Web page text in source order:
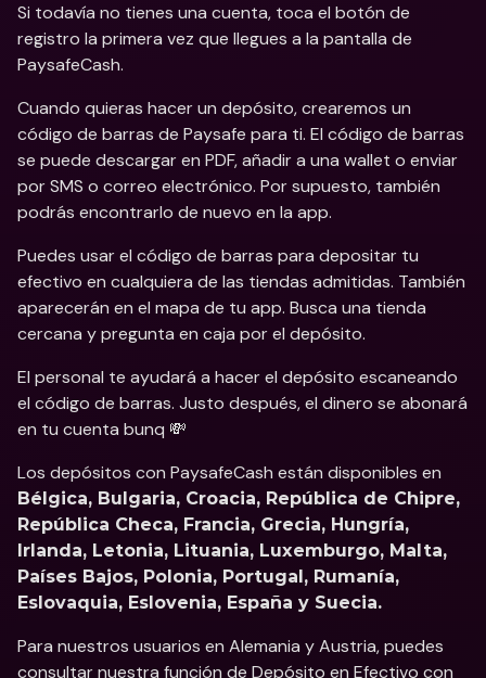
Si todavía no tienes una cuenta, toca el botón de
registro la primera vez que llegues a la pantalla de
PaysafeCash.
Cuando quieras hacer un depósito, crearemos un
código de barras de Paysafe para ti. El código de barras
se puede descargar en PDF, añadir a una wallet o enviar
por SMS o correo electrónico. Por supuesto, también
podrás encontrarlo de nuevo en la app.
Puedes usar el código de barras para depositar tu
efectivo en cualquiera de las tiendas admitidas. También
aparecerán en el mapa de tu app. Busca una tienda
cercana y pregunta en caja por el depósito.
El personal te ayudará a hacer el depósito escaneando
el código de barras. Justo después, el dinero se abonará
en tu cuenta bunq 💸
Bélgica, Bulgaria, Croacia, República de Chipre,
República Checa, Francia, Grecia, Hungría,
Irlanda, Letonia, Lituania, Luxemburgo, Malta,
Países Bajos, Polonia, Portugal, Rumanía,
Eslovaquia, Eslovenia, España y Suecia.
Para nuestros usuarios en Alemania y Austria, puedes
consultar nuestra función de Depósito en Efectivo con